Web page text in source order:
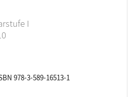
I
978-3-589-16513-1